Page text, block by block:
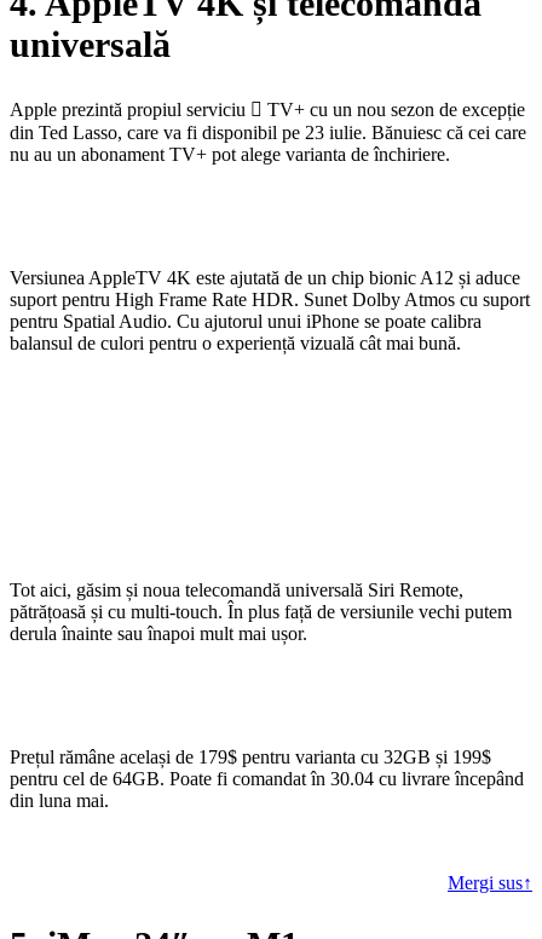
universală
Apple prezintă propiul serviciu  TV+ cu un nou sezon de excepție
din Ted Lasso, care va fi disponibil pe 23 iulie. Bănuiesc că cei care
nu au un abonament TV+ pot alege varianta de închiriere.
Versiunea AppleTV 4K este ajutată de un chip bionic A12 și aduce
suport pentru High Frame Rate HDR. Sunet Dolby Atmos cu suport
pentru Spatial Audio. Cu ajutorul unui iPhone se poate calibra
balansul de culori pentru o experiență vizuală cât mai bună.
Tot aici, găsim și noua telecomandă universală Siri Remote,
pătrățoasă și cu multi-touch. În plus față de versiunile vechi putem
derula înainte sau înapoi mult mai ușor.
Prețul rămâne același de 179$ pentru varianta cu 32GB și 199$
pentru cel de 64GB. Poate fi comandat în 30.04 cu livrare începând
din luna mai.
Mergi sus↑